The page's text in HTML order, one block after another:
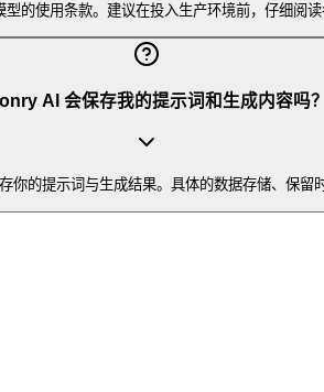
的使用条款。建议在投入生产环境前，仔细阅
AI 会保存我的提示词和生成内容吗？
的提示词与生成结果。具体的数据存储、保留